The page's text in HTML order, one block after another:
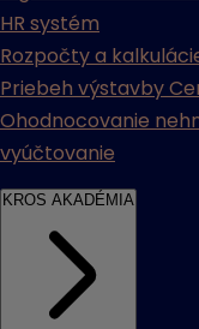
HR systém
Rozpočty a
Priebeh výstavby
Ohodnocovanie
vyúčtovanie
KROS AKADÉMIA